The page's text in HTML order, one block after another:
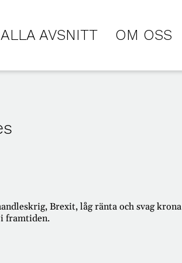
ALLA AVSNITT OM OSS
Brexit, låg ränta och svag krona
framtiden.